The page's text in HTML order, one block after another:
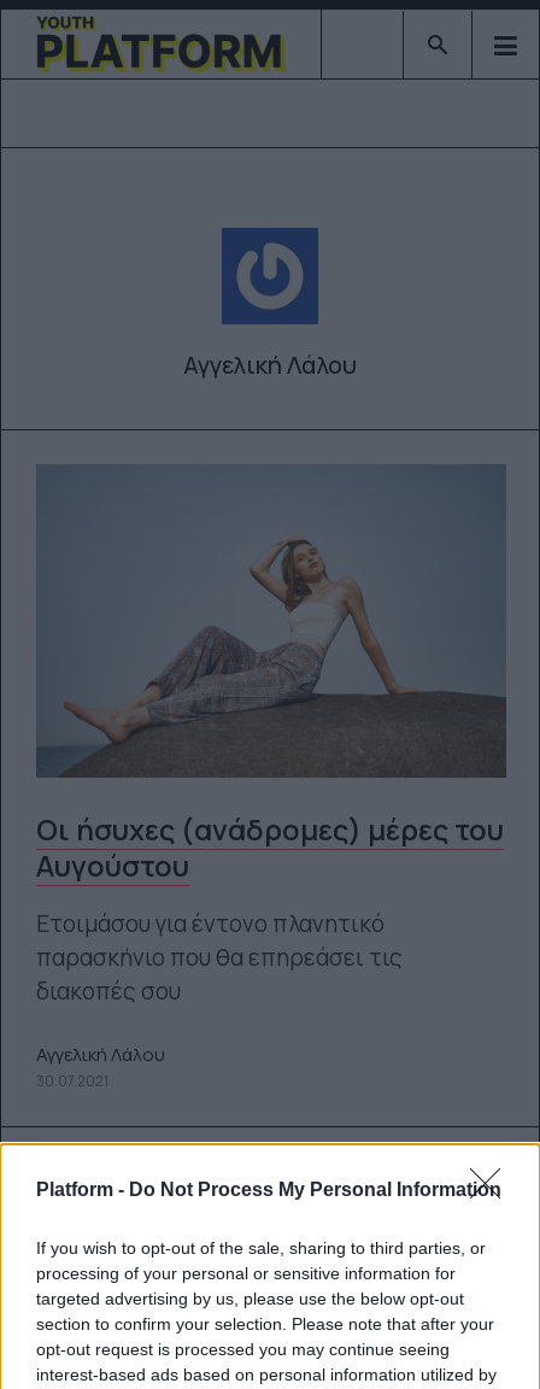
Platform - Do Not Process My Personal Information
If you wish to opt-out of the sale, sharing to third parties, or
processing of your personal or sensitive information for
targeted advertising by us, please use the below opt-out
section to confirm your selection. Please note that after your
opt-out request is processed you may continue seeing
interest-based ads based on personal information utilized by
Type 2 or
Αγγελική Λάλου
Οι ήσυχες (ανάδρομες) μέρες του
Αυγούστου
Ετοιμάσου για έντονο πλανητικό
παρασκήνιο που θα επηρεάσει τις
διακοπές σου
Αγγελική Λάλου
30.07.2021